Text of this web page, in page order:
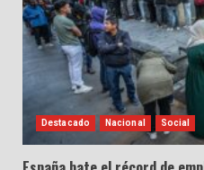
Destacado Nacional Social